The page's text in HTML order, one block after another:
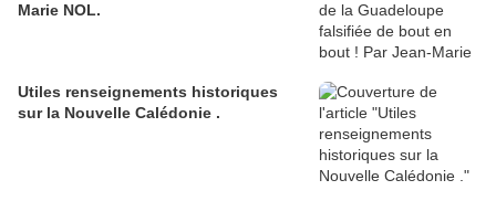
Marie NOL.
Utiles renseignements historiques
sur la Nouvelle Calédonie .